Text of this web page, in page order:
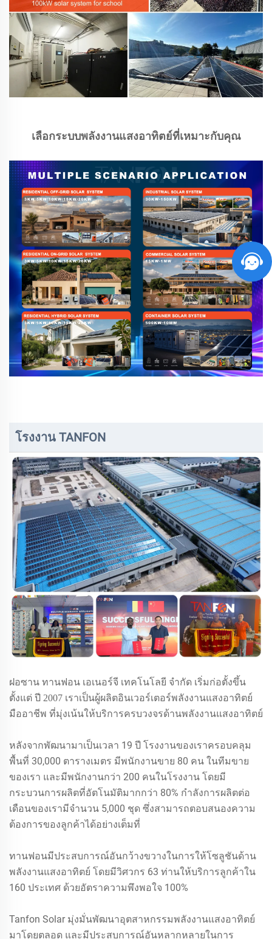
เลือกระบบพลังงานแสงอาทิตย์ที่เหมาะกับคุณ
โรงงาน TANFON
ฝอซาน ทานฟอน เอเนอร์จี เทคโนโลยี จำกัด เริ่มก่อตั้งขึ้น
ตั้งแต่ ปี 2007 เราเป็นผู้ผลิตอินเวอร์เตอร์พลังงานแสงอาทิตย์
มืออาชีพ ที่มุ่งเน้นให้บริการครบวงจรด้านพลังงานแสงอาทิตย์
หลังจากพัฒนามาเป็นเวลา 19 ปี โรงงานของเราครอบคลุม
พื้นที่ 30,000 ตารางเมตร มีพนักงานขาย 80 คน ในทีมขาย
ของเรา และมีพนักงานกว่า 200 คนในโรงงาน โดยมี
กระบวนการผลิตที่อัตโนมัติมากกว่า 80% กำลังการผลิตต่อ
เดือนของเรามีจำนวน 5,000 ชุด ซึ่งสามารถตอบสนองความ
ต้องการของลูกค้าได้อย่างเต็มที่
ทานฟอนมีประสบการณ์อันกว้างขวางในการให้โซลูชันด้าน
พลังงานแสงอาทิตย์ โดยมีวิศวกร 63 ท่านให้บริการลูกค้าใน
160 ประเทศ ด้วยอัตราความพึงพอใจ 100%
Tanfon Solar มุ่งมั่นพัฒนาอุตสาหกรรมพลังงานแสงอาทิตย์
มาโดยตลอด และมีประสบการณ์อันหลากหลายในการ